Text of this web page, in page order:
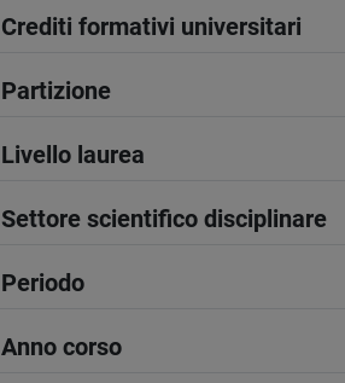
Crediti formativi universitari
Partizione
Livello laurea
Settore scientifico disciplinare
Periodo
Anno corso